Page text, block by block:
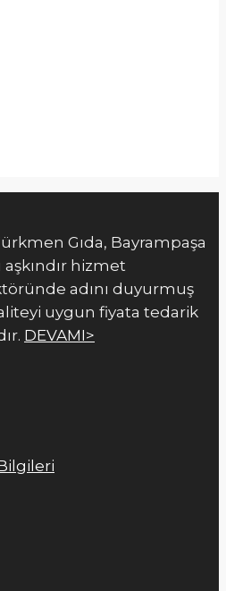
Gıda, Bayrampaşa
aşkındır hizmet
adını duyurmuş
uygun fiyata tedarik
DEVAMI>